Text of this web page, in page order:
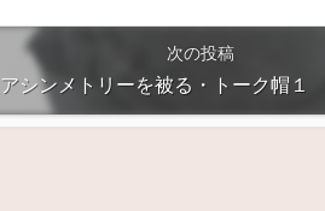
次の投稿
アシンメトリーを被る・トーク帽１